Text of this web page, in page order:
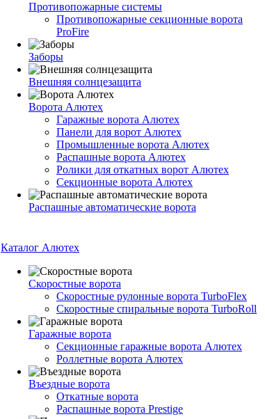
Противопожарные системы
Противопожарные секционные ворота
ProFire
Заборы
Внешняя солнцезащита
Ворота Алютех
Гаражные ворота Алютех
Панели для ворот Алютех
Промышленные ворота Алютех
Распашные ворота Алютех
Ролики для откатных ворот Алютех
Секционные ворота Алютех
Распашные автоматические ворота
Каталог Алютех
Скоростные ворота
Скоростные рулонные ворота TurboFlex
Скоростные спиральные ворота TurboRoll
Гаражные ворота
Секционные гаражные ворота Алютех
Роллетные ворота Алютех
Въездные ворота
Откатные ворота
Распашные ворота Prestige